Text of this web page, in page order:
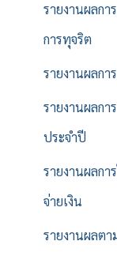
รายงานผลก
การทุจริต
รายงานผลกา
รายงานผลก
ประจำปี
รายงานผลก
จ่ายเงิน
รายงานผลต